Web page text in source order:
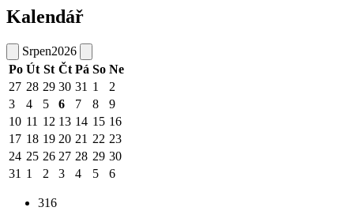
Kalendář
Srpen2026
Po Út St Čt Pá So Ne
27 28 29 30 31 1
2
3
4 5 6 7 8
9
10 11 12 13 14 15 16
17 18 19 20 21 22 23
24 25 26 27 28 29 30
31 1 2 3 4 5 6
316